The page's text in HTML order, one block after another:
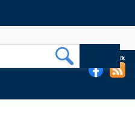
l'EHESP sur les réseaux sociaux